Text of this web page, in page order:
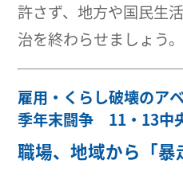
許さず、地方や国民生
治を終わらせましょう。
雇用・くらし破壊の
季年末闘争 11・13中
職場、地域から「